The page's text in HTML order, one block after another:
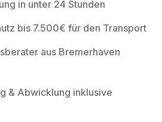
in unter 24 Stunden
bis 7.500€ für den Transport
aus Bremerhaven
& Abwicklung inklusive